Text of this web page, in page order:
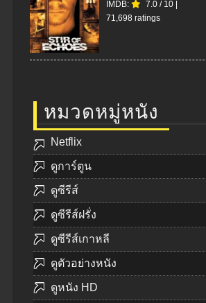
IMDB: 7.0 / 10 |
71,698 ratings
หมวดหมู่หนัง
Netflix
ดูการ์ตูน
ดูซีรีส์
ดูซีรีส์ฝรั่ง
ดูซีรีส์เกาหลี
ดูตัวอย่างหนัง
ดูหนัง HD